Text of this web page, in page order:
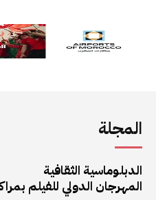
المجلة
الدبلوماسية الثقافية
المهرجان الدولي للفيلم